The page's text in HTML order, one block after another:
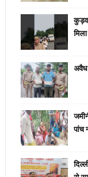
अवैध
पांच